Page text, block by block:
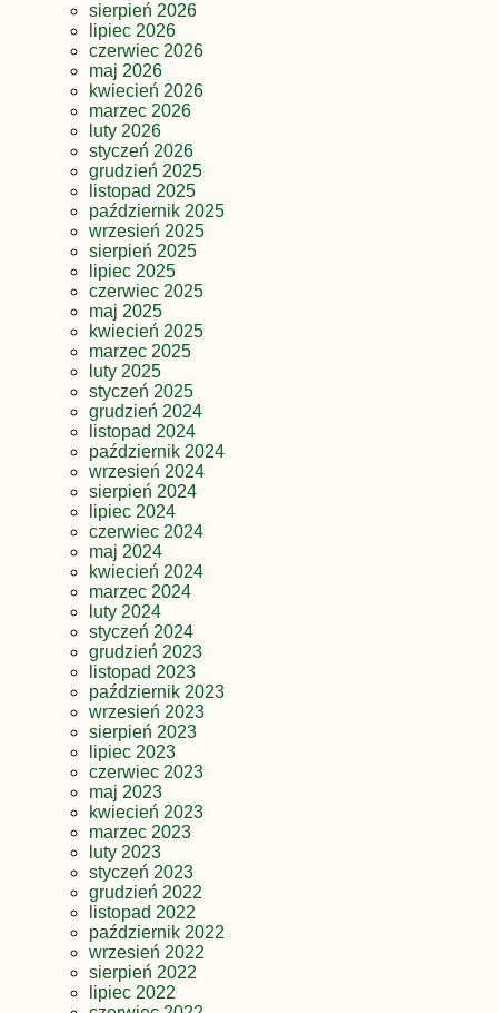
sierpień 2026
lipiec 2026
czerwiec 2026
maj 2026
kwiecień 2026
marzec 2026
luty 2026
styczeń 2026
grudzień 2025
listopad 2025
październik 2025
wrzesień 2025
sierpień 2025
lipiec 2025
czerwiec 2025
maj 2025
kwiecień 2025
marzec 2025
luty 2025
styczeń 2025
grudzień 2024
listopad 2024
październik 2024
wrzesień 2024
sierpień 2024
lipiec 2024
czerwiec 2024
maj 2024
kwiecień 2024
marzec 2024
luty 2024
styczeń 2024
grudzień 2023
listopad 2023
październik 2023
wrzesień 2023
sierpień 2023
lipiec 2023
czerwiec 2023
maj 2023
kwiecień 2023
marzec 2023
luty 2023
styczeń 2023
grudzień 2022
listopad 2022
październik 2022
wrzesień 2022
sierpień 2022
lipiec 2022